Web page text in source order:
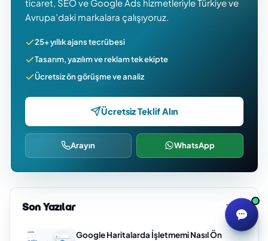
ticaret, SEO ve Google Ads hizmetleriyle Türkiye ve
Avrupa’daki markalara çalışıyoruz.
25+ yıllık ajans tecrübesi
Tasarım, yazılım ve reklam tek ekipte
Ücretsiz ön görüşme ve analiz
Ücretsiz Teklif Alın
Arayın WhatsApp
Son Yazılar Tümü
Google Haritalarda İşletmemi Nasıl Ön